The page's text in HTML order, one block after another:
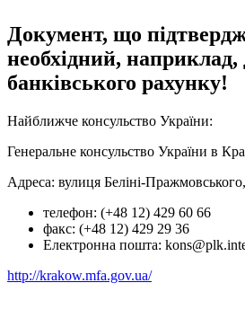
Документ, що
необхідний, наприклад,
банківського рахунку!
Найближче консульство України:
Генеральне консульство України в
Адреса: вулиця Беліні-
телефон: (+48 12) 429 60 66
факс: (+48 12) 429 29 36
Електронна пошта:
http://krakow.mfa.gov.ua/